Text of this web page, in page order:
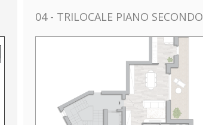
04 - TRILOCALE PIANO SECONDO